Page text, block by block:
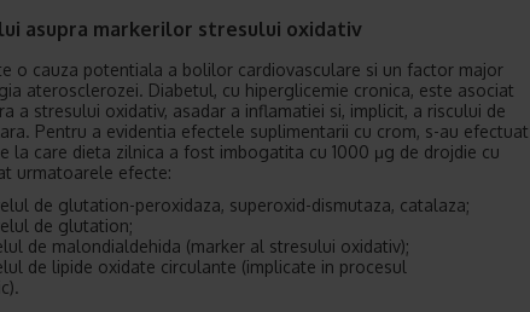
asupra markerilor stresului oxidativ
o cauza potentiala a bolilor cardiovasculare si un factor major
aterosclerozei. Diabetul, cu hiperglicemie cronica, este asociat
a stresului oxidativ, asadar a inflamatiei si, implicit, a riscului de
Pentru a evidentia efectele suplimentarii cu crom, s-au efectuat
la care dieta zilnica a fost imbogatita cu 1000 μg de drojdie cu
urmatoarele efecte:
de glutation-peroxidaza, superoxid-dismutaza, catalaza;
de glutation;
de malondialdehida (marker al stresului oxidativ);
de lipide oxidate circulante (implicate in procesul